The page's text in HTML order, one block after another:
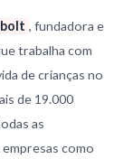
, fundadora e
trabalha com
de crianças no
de 19.000
as
como